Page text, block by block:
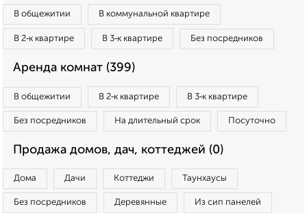
В общежитии В коммунальной квартире
В 2‑к квартире В 3‑к квартире Без посредников
Аренда комнат (399)
В общежитии В 2‑к квартире В 3‑к квартире
Без посредников На длительный срок Посуточно
Продажа домов, дач, коттеджей (0)
Дома Дачи Коттеджи Таунхаусы
Без посредников Деревянные Из сип панелей